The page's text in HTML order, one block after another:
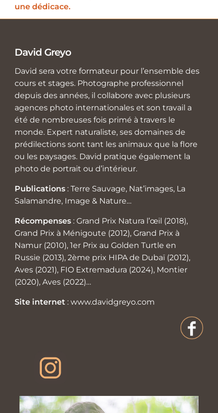
une dédicace.
David Greyo
David sera votre formateur pour l’ensemble des
cours et stages. Photographe professionnel
depuis des années, il collabore avec plusieurs
agences photo internationales et son travail a
été de nombreuses fois primé à travers le
monde. Expert naturaliste, ses domaines de
prédilections sont tant les animaux que la flore
ou les paysages. David pratique également la
photo de portrait ou d’intérieur.
Publications : Terre Sauvage, Nat’images, La
Salamandre, Image & Nature…
Récompenses : Grand Prix Natura l’œil (2018),
Grand Prix à Ménigoute (2012), Grand Prix à
Namur (2010), 1er Prix au Golden Turtle en
Russie (2013), 2ème prix HIPA de Dubaï (2012),
Aves (2021), FIO Extremadura (2024), Montier
(2020), Aves (2022)…
Site internet : www.davidgreyo.com